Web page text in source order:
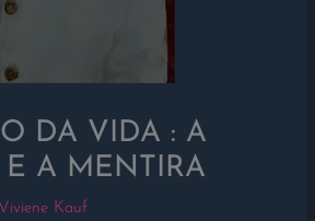
DA VIDA : A
A MENTIRA
Viviene Kauf